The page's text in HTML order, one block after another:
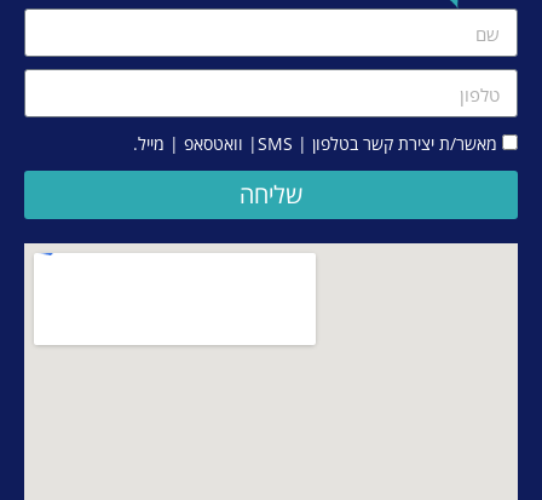
מאשר/ת יצירת קשר בטלפון | SMS| וואטסאפ | מייל.
שליחה